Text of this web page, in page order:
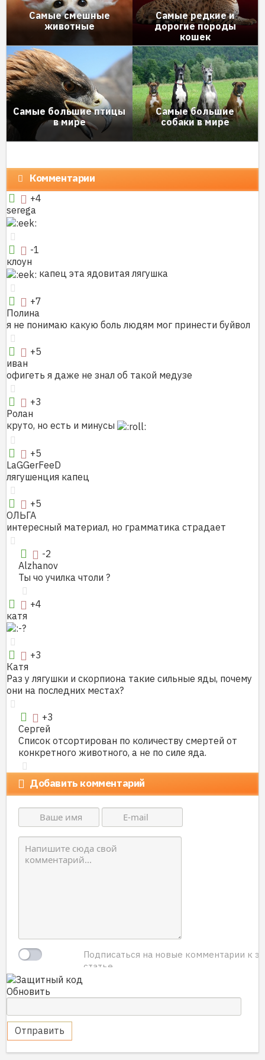
Самые смешные
животные
Самые редкие и
дорогие породы
кошек
Самые большие птицы
в мире
Самые большие
собаки в мире
Комментарии
+4
serega
-1
клоун
капец эта ядовитая лягушка
+7
Полина
я не понимаю какую боль людям мог принести буйвол
+5
иван
офигеть я даже не знал об такой медузе
+3
Ролан
круто, но есть и минусы
+5
LaGGerFeeD
лягушенция капец
+5
ОЛЬГА
интересный материал, но грамматика страдает
-2
Alzhanov
Ты чо училка чтоли ?
+4
катя
+3
Катя
Раз у лягушки и скорпиона такие сильные яды, почему
они на последних местах?
+3
Сергей
Список отсортирован по количеству смертей от
конкретного животного, а не по силе яда.
Добавить комментарий
Подписаться на новые комментарии к
статье.
Обновить
Отправить